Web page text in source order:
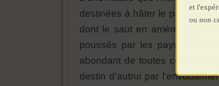
destinées à hâter le passage
dont le saut en arrière
poussés par les paysans les
abondant de toutes ces
destin d'autrui par
et
ou non